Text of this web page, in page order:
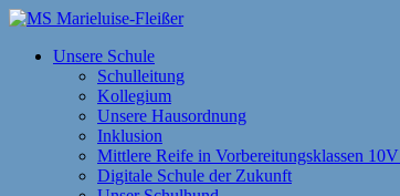
Zum
springen
MS Marieluise-Fleißer
Asamstraße 57 85053 Ingolstadt
Unsere Schule
Schulleitung
Kollegium
Unsere Hausordnung
Inklusion
Mittlere Reife in Vorbereitungsklassen
Digitale Schule der Zukunft